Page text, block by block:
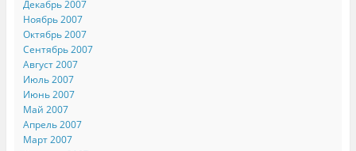
Декабрь 2007
Ноябрь 2007
Октябрь 2007
Сентябрь 2007
Август 2007
Июль 2007
Июнь 2007
Май 2007
Апрель 2007
Март 2007